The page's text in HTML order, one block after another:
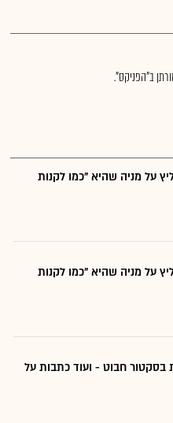
ב"הפניקס".
על מניה שהיא "כמו לקנות
על מניה שהיא "כמו לקנות
בסקטור חבוט - ועוד כתבות על